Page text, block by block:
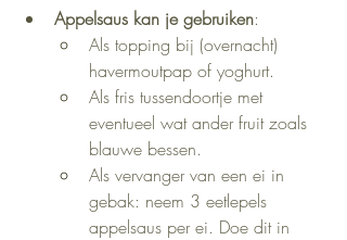
Appelsaus kan je gebruiken:
Als topping bij (overnacht)
havermoutpap of yoghurt.
Als fris tussendoortje met
eventueel wat ander fruit zoals
blauwe bessen.
Als vervanger van een ei in
gebak: neem 3 eetlepels
appelsaus per ei. Doe dit in